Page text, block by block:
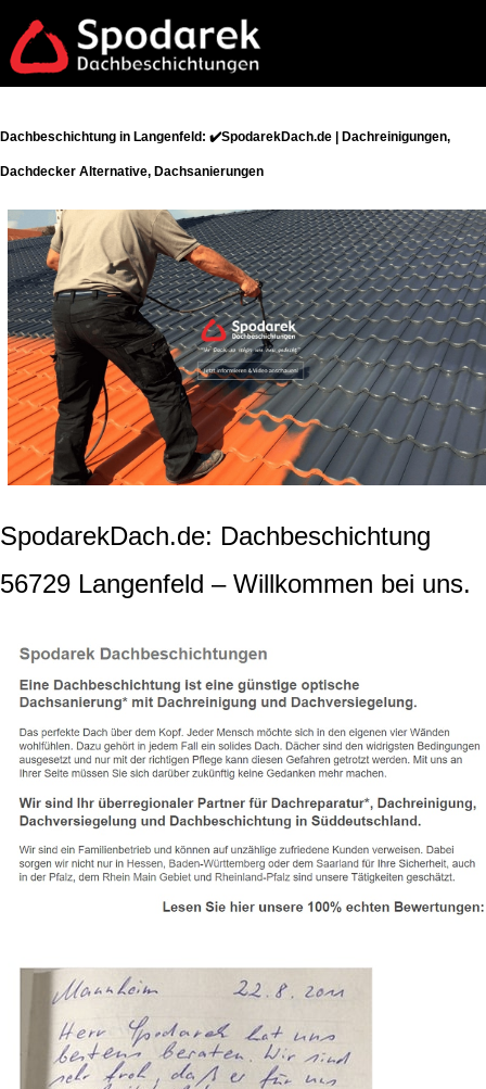
Dachbeschichtung in Langenfeld: ✔️SpodarekDach.de | Dachreinigungen,
Dachdecker Alternative, Dachsanierungen
SpodarekDach.de: Dachbeschichtung
56729 Langenfeld – Willkommen bei uns.